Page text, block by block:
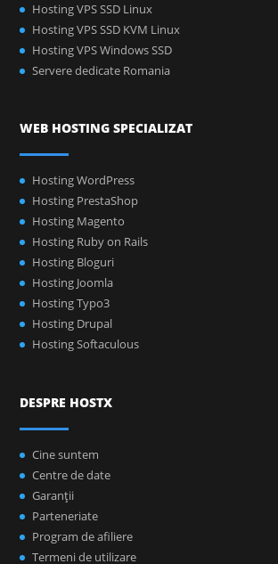
Hosting VPS SSD Linux
Hosting VPS SSD KVM Linux
Hosting VPS Windows SSD
Servere dedicate Romania
WEB HOSTING SPECIALIZAT
Hosting WordPress
Hosting PrestaShop
Hosting Magento
Hosting Ruby on Rails
Hosting Bloguri
Hosting Joomla
Hosting Typo3
Hosting Drupal
Hosting Softaculous
DESPRE HOSTX
Cine suntem
Centre de date
Garanţii
Parteneriate
Program de afiliere
Termeni de utilizare